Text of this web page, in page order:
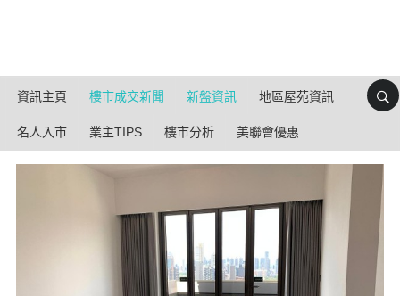
資訊主頁 樓市成交新聞 新盤資訊 地區屋苑資訊
名人入市 業主TIPS 樓市分析 美聯會優惠